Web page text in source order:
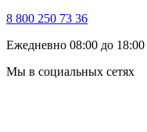
8 800 250 73 36
Ежедневно 08:00 до 18:00
Мы в социальных сетях